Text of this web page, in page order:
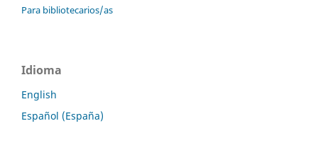
Para bibliotecarios/as
Idioma
English
Español (España)